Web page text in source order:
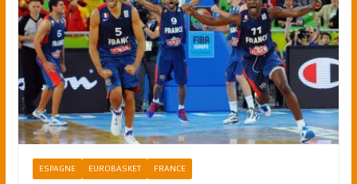
ESPAGNE EUROBASKET FRANCE